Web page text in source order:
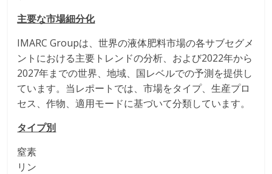
主要な市場細分化
IMARC Groupは、世界の液体肥料市場の各サブセグメ
ントにおける主要トレンドの分析、および2022年から
2027年までの世界、地域、国レベルでの予測を提供し
ています。当レポートでは、市場をタイプ、生産プロ
セス、作物、適用モードに基づいて分類しています。
タイプ別
窒素
リン